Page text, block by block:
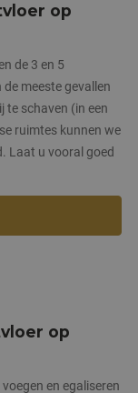
op
de 3 en 5
meeste gevallen
te schaven (in een
ruimtes kunnen we
Laat u vooral goed
op
en egaliseren